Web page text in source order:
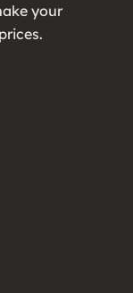
your